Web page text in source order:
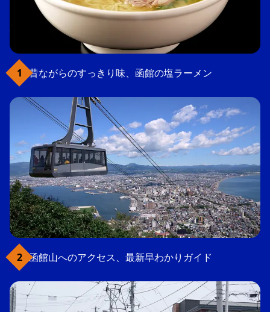
昔ながらのすっきり味、函館の塩ラーメン
函館山へのアクセス、最新早わかりガイド